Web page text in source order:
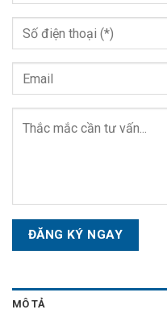
Please
empty.
MÔ TẢ